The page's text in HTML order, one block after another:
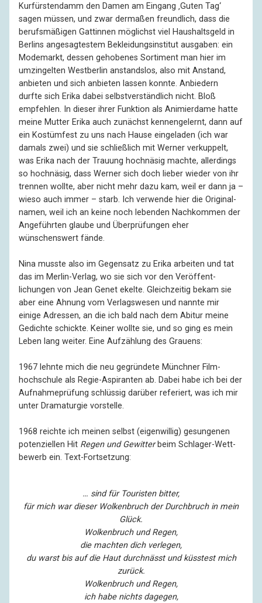
Kurfürstendamm den Damen am Eingang ‚Guten Tag‘
sagen müssen, und zwar dermaßen freundlich, dass die
berufs­mäßigen Gattinnen möglichst viel Haus­halts­geld in
Berlins angesagtestem Beklei­dungs­institut ausgaben: ein
Mode­markt, dessen gehobenes Sortiment man hier im
umzingelten Westberlin anstandslos, also mit Anstand,
anbieten und sich anbieten lassen konnte. Anbiedern
durfte sich Erika dabei selbst­verständ­lich nicht. Bloß
empfehlen. In dieser ihrer Funktion als Animier­dame hatte
meine Mutter Erika auch zunächst kennen­gelernt, dann auf
ein Kostüm­fest zu uns nach Hause einge­laden (ich war
damals zwei) und sie schließlich mit Werner verkuppelt,
was Erika nach der Trauung hoch­näsig machte, allerdings
so hochnäsig, dass Werner sich doch lieber wieder von ihr
trennen wollte, aber nicht mehr dazu kam, weil er dann ja –
wieso auch immer – starb. Ich verwende hier die Original­
namen, weil ich an keine noch lebenden Nach­kommen der
Ange­führten glaube und Überprüfungen eher
wünschenswert fände.
Nina musste also im Gegensatz zu Erika arbeiten und tat
das im Merlin-Verlag, wo sie sich vor den Veröf­fent­
lichungen von Jean Genet ekelte. Gleichzeitig bekam sie
aber eine Ahnung vom Verlags­wesen und nannte mir
einige Adressen, an die ich bald nach dem Abitur meine
Gedichte schickte. Keiner wollte sie, und so ging es mein
Leben lang weiter. Eine Aufzählung des Grauens:
1967 lehnte mich die neu gegründete Münchner Film­
hochschule als Regie-Aspiranten ab. Dabei habe ich bei der
Aufnahme­prüfung schlüssig darüber referiert, was ich mir
unter Drama­turgie vorstelle.
1968 reichte ich meinen selbst (eigenwillig) gesungenen
poten­ziellen Hit Regen und Gewitterbeim Schlager-Wett­
bewerb ein. Text-Fortsetzung:
… sind für Touristen bitter,
für mich war dieser Wolkenbruch der Durchbruch in mein
Glück.
Wolkenbruch und Regen,
die machten dich verlegen,
du warst bis auf die Haut durchnässt und küsstest mich
zurück.
Wolkenbruch und Regen,
ich habe nichts dagegen,